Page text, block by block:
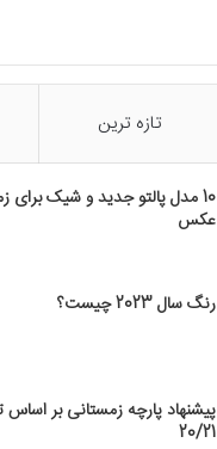
تازه ترین
عکس
رنگ سال 2023 چیست؟
پیشنهاد پارچه زمستانی بر اساس
20/21